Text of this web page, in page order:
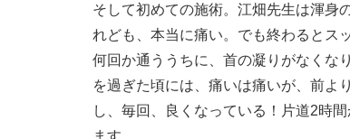
そして初めての施術。江畑先生は渾身
れども、本当に痛い。でも終わるとス
何回か通ううちに、首の凝りがなくな
を過ぎた頃には、痛いは痛いが、前よ
し、毎回、良くなっている！片道2時